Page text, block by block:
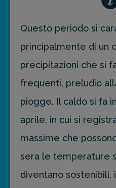
Questo periodo si
principalmente di un
precipitazioni che si
frequenti, preludio
piogge. Il caldo si fa
aprile, in cui si
massime che
sera le temperature
diventano sostenibili,